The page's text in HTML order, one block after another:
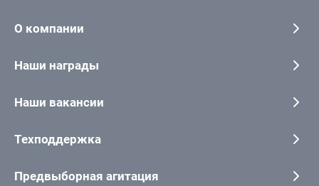
О компании
Наши награды
Наши вакансии
Техподдержка
Предвыборная агитация